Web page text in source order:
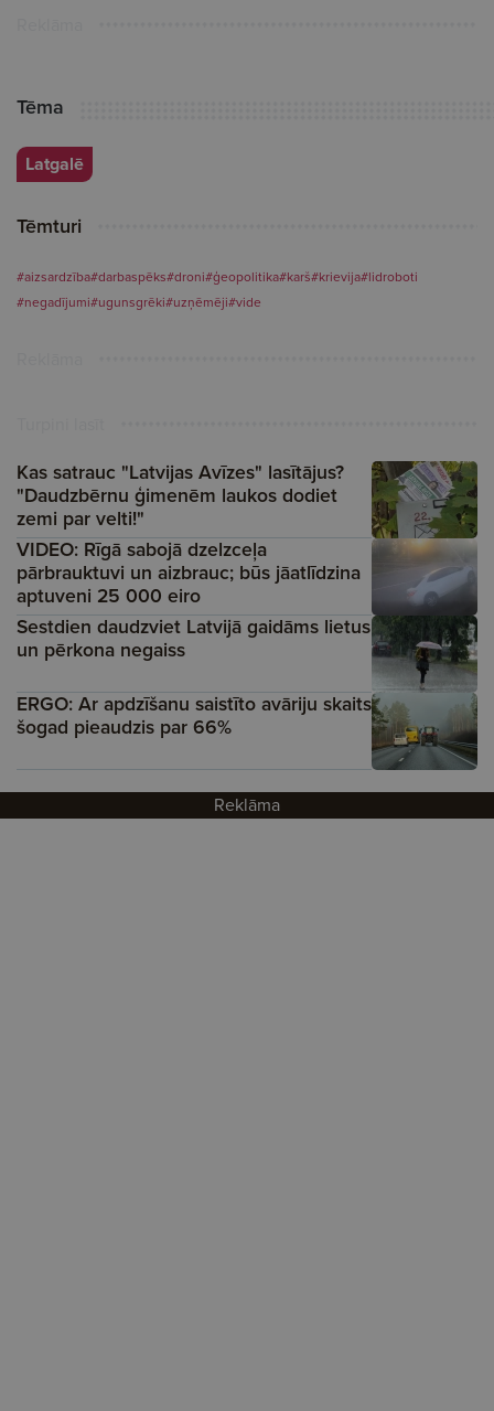
Tēma
Latgalē
Tēmturi
#aizsardzība#darbaspēks#droni#ģeopolitika#karš#krievija#lidroboti
#negadījumi#ugunsgrēki#uzņēmēji#vide
Kas satrauc "Latvijas Avīzes" lasītājus?
"Daudzbērnu ģimenēm laukos dodiet
zemi par velti!"
VIDEO: Rīgā sabojā dzelzceļa
pārbrauktuvi un aizbrauc; būs jāatlīdzina
aptuveni 25 000 eiro
Sestdien daudzviet Latvijā gaidāms lietus
un pērkona negaiss
ERGO: Ar apdzīšanu saistīto avāriju skaits
šogad pieaudzis par 66%
Reklāma